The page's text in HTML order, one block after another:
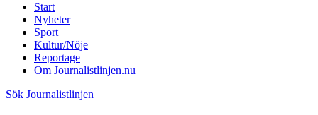
Start
Nyheter
Sport
Kultur/Nöje
Reportage
Om Journalistlinjen.nu
Sök Journalistlinjen